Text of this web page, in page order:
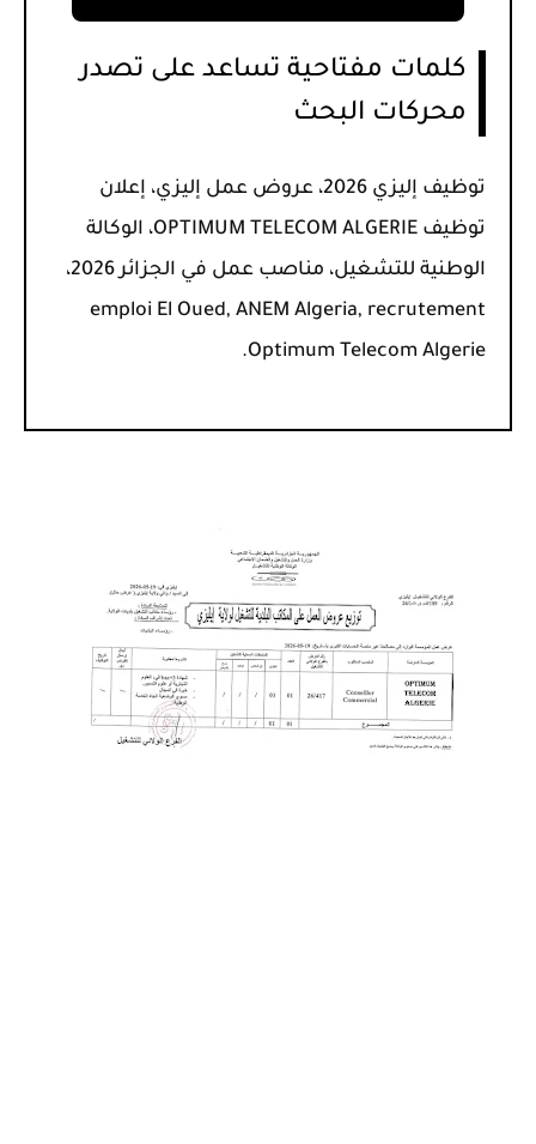
كلمات مفتاحية تساعد على تصدر
محركات البحث
توظيف إليزي 2026، عروض عمل إليزي، إعلان
توظيف OPTIMUM TELECOM ALGERIE، الوكالة
الوطنية للتشغيل، مناصب عمل في الجزائر 2026،
emploi El Oued, ANEM Algeria, recrutement
Optimum Telecom Algerie.